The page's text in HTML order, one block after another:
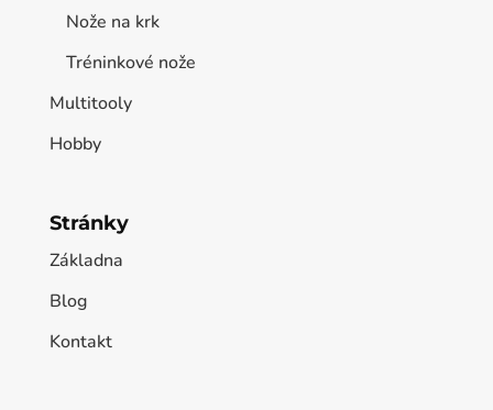
Nože na krk
Tréninkové nože
Multitooly
Hobby
Stránky
Základna
Blog
Kontakt